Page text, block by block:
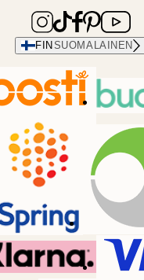
FIN SUOMALAINEN